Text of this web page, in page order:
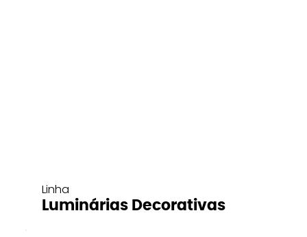
Linha
Luminárias Decorativas